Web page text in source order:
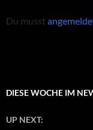
Du musst
DIESE WOCHE IM
UP NEXT: